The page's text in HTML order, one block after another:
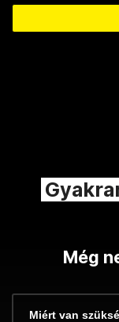
Még
Miért van